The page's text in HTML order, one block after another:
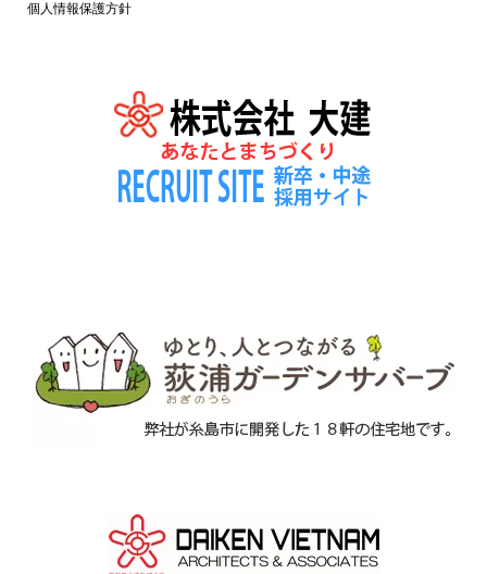
個人情報保護方針